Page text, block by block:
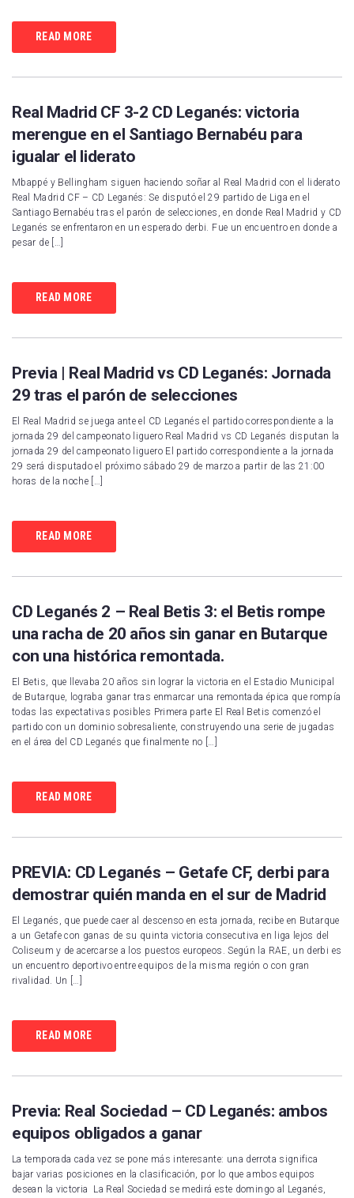
READ MORE
Real Madrid CF 3-2 CD Leganés: victoria
merengue en el Santiago Bernabéu para
igualar el liderato
Mbappé y Bellingham siguen haciendo soñar al Real Madrid con el liderato
Real Madrid CF – CD Leganés: Se disputó el 29 partido de Liga en el
Santiago Bernabéu tras el parón de selecciones, en donde Real Madrid y CD
Leganés se enfrentaron en un esperado derbi. Fue un encuentro en donde a
pesar de […]
READ MORE
Previa | Real Madrid vs CD Leganés: Jornada
29 tras el parón de selecciones
El Real Madrid se juega ante el CD Leganés el partido correspondiente a la
jornada 29 del campeonato liguero Real Madrid vs CD Leganés disputan la
jornada 29 del campeonato liguero El partido correspondiente a la jornada
29 será disputado el próximo sábado 29 de marzo a partir de las 21:00
horas de la noche […]
READ MORE
CD Leganés 2 – Real Betis 3: el Betis rompe
una racha de 20 años sin ganar en Butarque
con una histórica remontada.
El Betis, que llevaba 20 años sin lograr la victoria en el Estadio Municipal
de Butarque, lograba ganar tras enmarcar una remontada épica que rompía
todas las expectativas posibles Primera parte El Real Betis comenzó el
partido con un dominio sobresaliente, construyendo una serie de jugadas
en el área del CD Leganés que finalmente no […]
READ MORE
PREVIA: CD Leganés – Getafe CF, derbi para
demostrar quién manda en el sur de Madrid
El Leganés, que puede caer al descenso en esta jornada, recibe en Butarque
a un Getafe con ganas de su quinta victoria consecutiva en liga lejos del
Coliseum y de acercarse a los puestos europeos. Según la RAE, un derbi es
un encuentro deportivo entre equipos de la misma región o con gran
rivalidad. Un […]
READ MORE
Previa: Real Sociedad – CD Leganés: ambos
equipos obligados a ganar
La temporada cada vez se pone más interesante: una derrota significa
bajar varias posiciones en la clasificación, por lo que ambos equipos
desean la victoria La Real Sociedad se medirá este domingo al Leganés,